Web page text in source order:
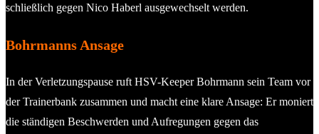
schließlich gegen Nico Haberl ausgewechselt werden.
Bohrmanns Ansage
In der Verletzungspause ruft HSV-Keeper Bohrmann sein Team vor
der Trainerbank zusammen und macht eine klare Ansage: Er moniert
die ständigen Beschwerden und Aufregungen gegen das